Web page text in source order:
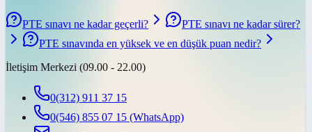
PTE sınavı ne kadar geçerli?
PTE sınavı ne kadar sürer?
PTE sınavında en yüksek ve en düşük puan nedir?
İletişim Merkezi (09.00 - 22.00)
0(312) 911 37 15
0(546) 855 07 15 (WhatsApp)